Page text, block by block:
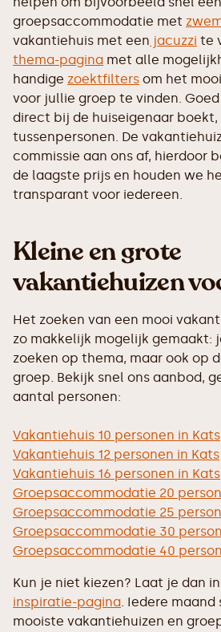
groepsaccommodatie met
vakantiehuis met een jacuzzi te
thema-pagina met alle
handige zoektfilters om het
voor jullie groep te vinden.
direct bij de huiseigenaar boekt,
tussenpersonen. De
commissie aan ons af, hierdoor
de laagste prijs en houden we
transparant voor iedereen.
Kleine en grote
vakantiehuizen
Het zoeken van een mooi
zo makkelijk mogelijk gemaakt:
zoeken op thema, maar ook op
groep. Bekijk snel ons aanbod,
aantal personen:
Vakantiehuis 10 personen in Kats
Vakantiehuis 12 personen in Kats
Vakantiehuis 16 personen in Kats
Groepsaccommodatie 20
Groepsaccommodatie 25
Groepsaccommodatie 30
Groepsaccommodatie 40
Kun je niet kiezen? Laat je dan
inspiratie-pagina. Iedere
mooiste vakantiehuizen en